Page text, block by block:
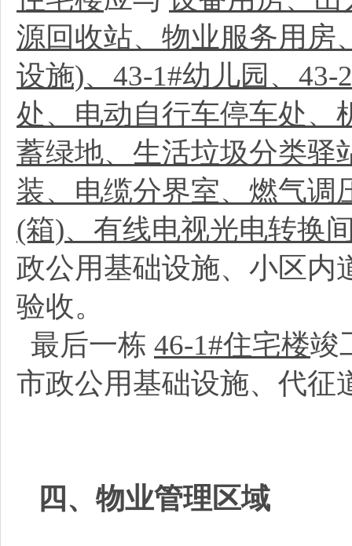
源回收站、物业服务用房
设施)、43-1#幼儿园、
处、电动自行车停车处、
蓄绿地、生活垃圾分类驿
装、电缆分界室、燃气调
(箱)、有线电视光电转换
政公用基础设施、小区内
验收。
最后一栋 46-1#住宅楼竣
市政公用基础设施、代征
四、物业管理区域